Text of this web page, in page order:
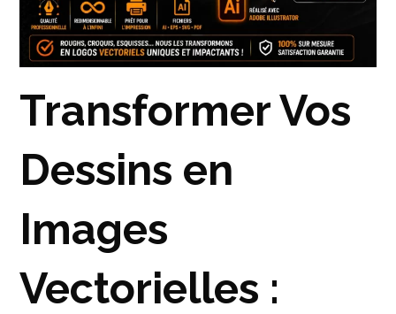
Transformer Vos
Dessins en
Images
Vectorielles :